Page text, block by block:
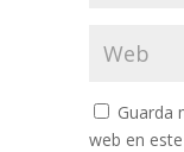
Guarda
web en